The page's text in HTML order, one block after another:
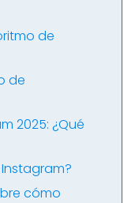
de
de
2025: ¿Qué
cómo